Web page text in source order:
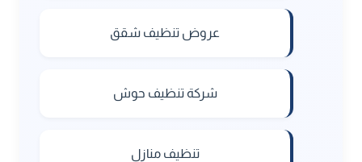
عروض تنظيف شقق
شركة تنظيف حوش
تنظيف منازل